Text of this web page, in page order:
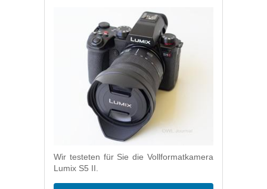
Wir testeten für Sie die Vollformatkamera
Lumix S5 II.